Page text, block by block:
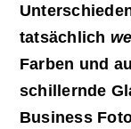
tatsächlich
Farben und
schillernde
Business